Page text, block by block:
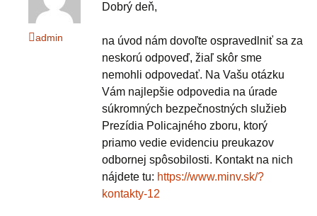
admin
Dobrý deň,
na úvod nám dovoľte ospravedlniť sa za
neskorú odpoveď, žiaľ skôr sme
nemohli odpovedať. Na Vašu otázku
Vám najlepšie odpovedia na úrade
súkromných bezpečnostných služieb
Prezídia Policajného zboru, ktorý
priamo vedie evidenciu preukazov
odbornej spôsobilosti. Kontakt na nich
nájdete tu: https://www.minv.sk/?
kontakty-12